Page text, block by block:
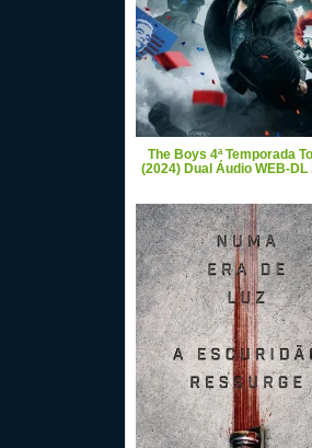
The Boys 4ª Temporada
(2024) Dual Áudio WEB-DL